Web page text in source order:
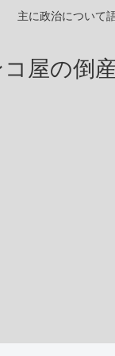
主に政治について
屋の倒